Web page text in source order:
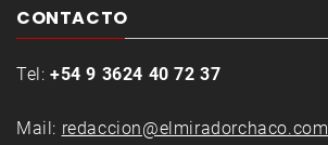
CONTACTO
Tel: +54 9 3624 40 72 37
Mail: redaccion@elmiradorchaco.com